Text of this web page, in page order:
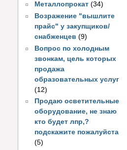
Металлопрокат (34)
Возражение "вышлите
прайс" у закупщиков/
снабженцев (9)
Вопрос по холодным
звонкам, цель которых
продажа
образовательных услуг
(12)
Продаю осветительные
оборудование, не знаю
кто будет лпр,?
подскажите пожалуйста
(5)